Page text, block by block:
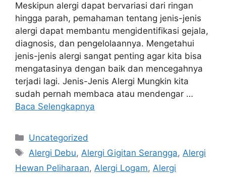
Meskipun alergi dapat bervariasi dari ringan
hingga parah, pemahaman tentang jenis-jenis
alergi dapat membantu mengidentifikasi gejala,
diagnosis, dan pengelolaannya. Mengetahui
jenis-jenis alergi sangat penting agar kita bisa
mengatasinya dengan baik dan mencegahnya
terjadi lagi. Jenis-Jenis Alergi Mungkin kita
sudah pernah membaca atau mendengar …
Baca Selengkapnya
Kategori
Uncategorized
Tag
Alergi Debu, Alergi Gigitan Serangga, Alergi
Hewan Peliharaan, Alergi Logam, Alergi